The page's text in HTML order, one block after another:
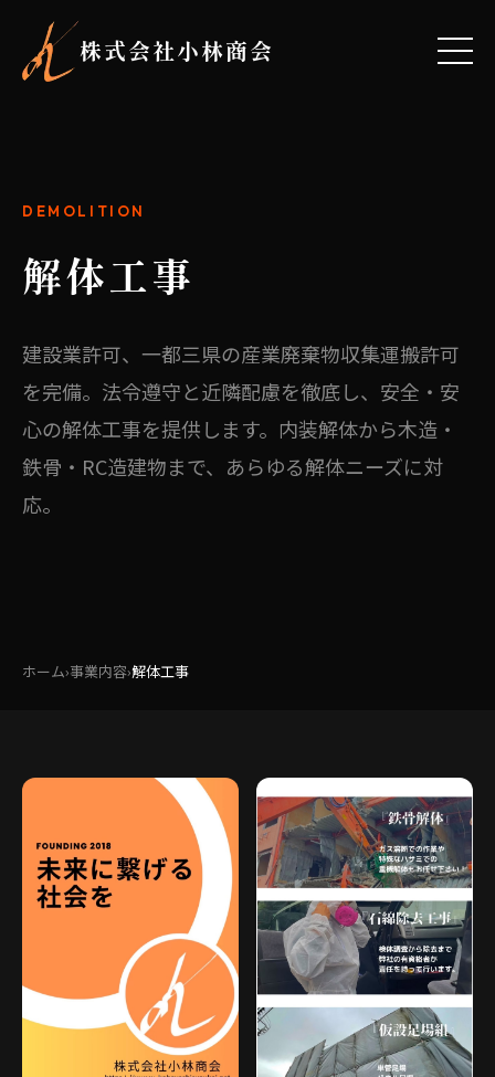
株式会社小林商会
DEMOLITION
解体工事
建設業許可、一都三県の産業廃棄物収集運搬許可
を完備。法令遵守と近隣配慮を徹底し、安全・安
心の解体工事を提供します。内装解体から木造・
鉄骨・RC造建物まで、あらゆる解体ニーズに対
応。
ホーム›事業内容›解体工事